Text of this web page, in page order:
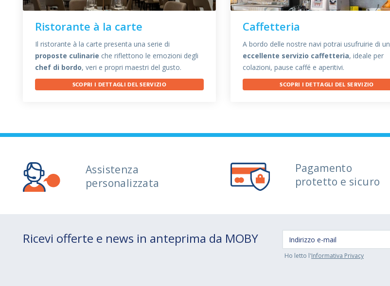
Ristorante à la carte
Il ristorante à la carte presenta una serie di
proposte culinarie che riflettono le emozioni degli
chef di bordo, veri e propri maestri del gusto.
SCOPRI I DETTAGLI DEL SERVIZIO
Caffetteria
A bordo delle nostre navi potrai usufruirie di un
eccellente servizio caffetteria, ideale per
colazioni, pause caffé e aperitivi.
SCOPRI I DETTAGLI DEL SERVIZIO
Assistenza
personalizzata
Pagamento
protetto e sicuro
Ricevi offerte e news in anteprima da MOBY
Ho letto l'Informativa Privacy